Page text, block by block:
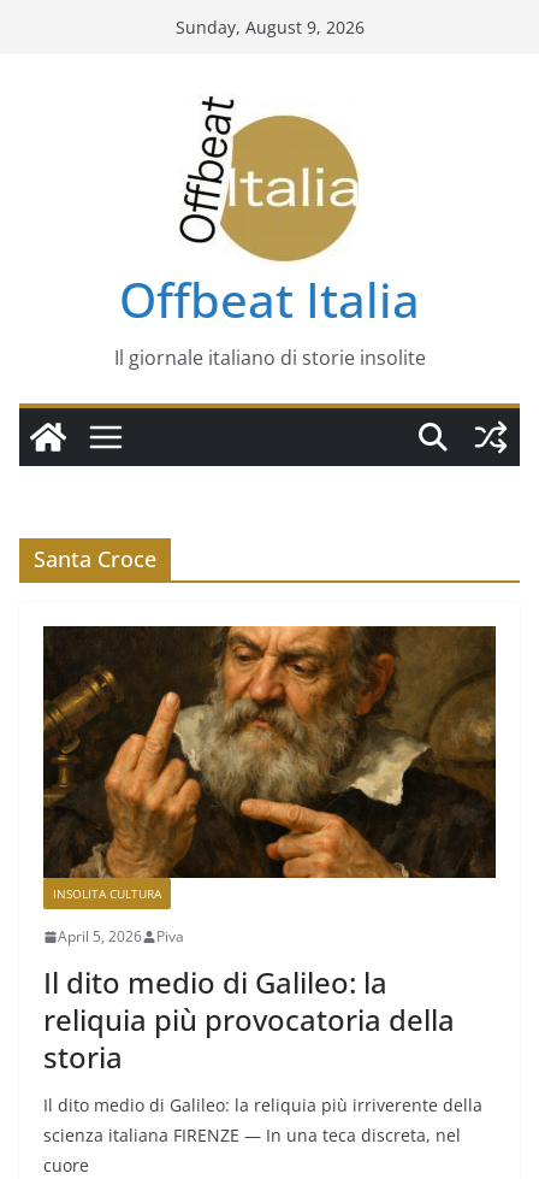
Sunday, August 9, 2026
Offbeat Italia
Il giornale italiano di storie insolite
Santa Croce
INSOLITA CULTURA
April 5, 2026 Piva
Il dito medio di Galileo: la
reliquia più provocatoria della
storia
Il dito medio di Galileo: la reliquia più irriverente della
scienza italiana FIRENZE — In una teca discreta, nel
cuore